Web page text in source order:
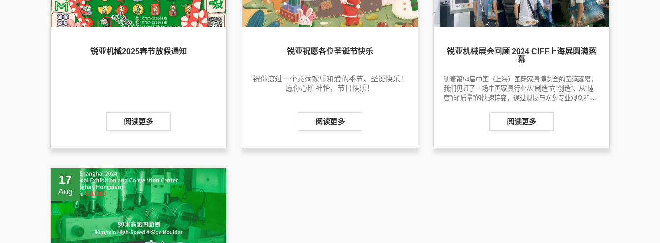
锐亚机械2025春节放假通知
阅读更多
锐亚祝愿各位圣诞节快乐
祝你度过一个充满欢乐和爱的季节。圣诞快乐！
愿你心旷神怡，节日快乐！
阅读更多
锐亚机械展会回顾 2024 CIFF上海展圆满落
幕
随着第54届中国（上海）国际家具博览会的圆满落幕，
我们见证了一场中国家具行业从“制造”向“创造”、从“速
度”向“质量”的快速转变， 通过现场与众多专业观众和国
阅读更多
17
Aug